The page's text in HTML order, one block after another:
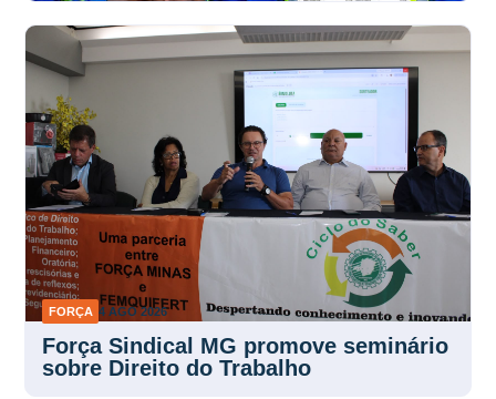
FORÇA 4 AGO 2026
Força Sindical MG promove seminário
sobre Direito do Trabalho